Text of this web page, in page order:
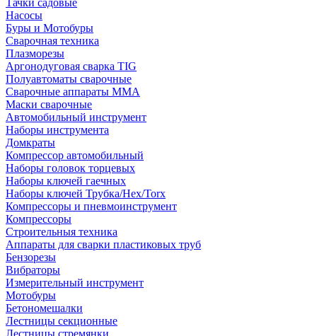
Тачки садовые
Насосы
Буры и Мотобуры
Сварочная техника
Плазморезы
Аргонодуговая сварка TIG
Полуавтоматы сварочные
Сварочные аппараты ММА
Маски сварочные
Автомобильный инструмент
Наборы инструмента
Домкраты
Компрессор автомобильный
Наборы головок торцевых
Наборы ключей гаечных
Наборы ключей Трубка/Hex/Torx
Компрессоры и пневмоинструмент
Компрессоры
Строительныя техника
Аппараты для сварки пластиковых труб
Бензорезы
Вибраторы
Измерительный инструмент
Мотобуры
Бетономешалки
Лестницы секционные
Лестницы стремянки